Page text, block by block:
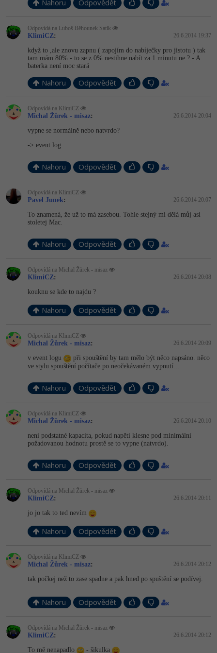
WordPress specialista
SEO specialista
Pro děti
Více
Fórum
Linux
Sítě
Kybernetická bezpečnost
Elektronický podpis
Fórum
Nahoru Odpovědět
Odpovídá na Luboš Běhounek Satik
KlimiCZ: 26.6.2014 19:37
když to ,ale znovu zapnu ( zapojím do nabíječky pro jistotu ) tak
tam mám 80% - to se z 0% nestihne nabít za 1 minutu ne ? - A
baterka není moc stará
Nahoru Odpovědět
Odpovídá na KlimiCZ
Michal Žůrek - misaz: 26.6.2014 20:04
vypne se normálně nebo natvrdo?
-> event log
Nahoru Odpovědět
Odpovídá na KlimiCZ
Pavel Junek: 26.6.2014 20:07
To znamená, že už to má zasebou. Tohle stejný mi dělá můj asi
stoletej Mac.
Nahoru Odpovědět
Odpovídá na Michal Žůrek - misaz
KlimiCZ: 26.6.2014 20:08
kouknu se kde to najdu ?
Nahoru Odpovědět
Odpovídá na KlimiCZ
Michal Žůrek - misaz: 26.6.2014 20:09
v event logu
při spouštění by tam mělo být něco napsáno. něco
ve stylu spouštění počítače po neočekávaném vypnutí...
Nahoru Odpovědět
Odpovídá na KlimiCZ
Michal Žůrek - misaz: 26.6.2014 20:10
není podstatné kapacita, pokud napětí klesne pod minimální
požadovanou hodnotu prostě se to vypne (natvrdo).
Nahoru Odpovědět
Odpovídá na Michal Žůrek - misaz
KlimiCZ: 26.6.2014 20:11
jo jo tak to ted nevím
Nahoru Odpovědět
Odpovídá na KlimiCZ
Michal Žůrek - misaz: 26.6.2014 20:12
tak počkej než to zase spadne a pak hned po spuštění se podívej.
Nahoru Odpovědět
Odpovídá na Michal Žůrek - misaz
KlimiCZ: 26.6.2014 20:12
To mě nenapadlo - šikulka